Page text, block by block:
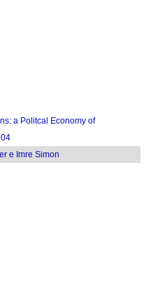
a Politcal Economy of
e Imre Simon